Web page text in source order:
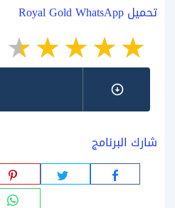
تحميل Royal Gold WhatsApp
شارك البرنامج